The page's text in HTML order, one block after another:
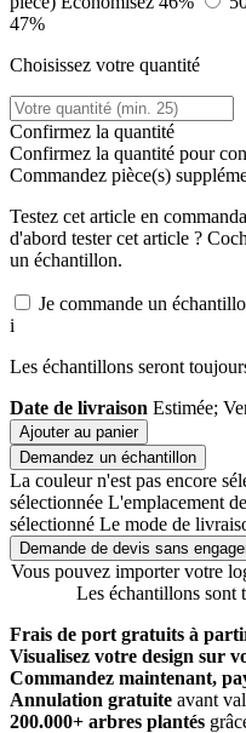
47%
Choisissez votre quantité
Confirmez la quantité
Confirmez la quantité pour
Commandez pièce(s)
Testez cet article en
d'abord tester cet article ?
un échantillon.
Je commande un
i
Les échantillons seront
Date de livraison Estimée;
Ajouter au panier
Demandez un échantillon
La couleur n'est pas encore
sélectionnée L'emplacement
sélectionné Le mode de
Demande de devis sans
Vous pouvez importer votre
Les échantillons sont
Frais de port gratuits à
Visualisez votre design sur
Commandez maintenant,
Annulation gratuite avant
200.000+ arbres plantés